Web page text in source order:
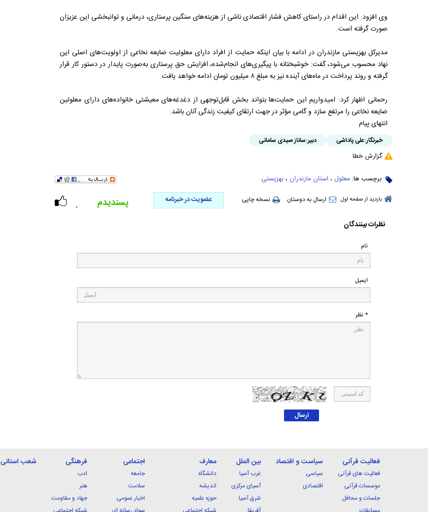
وی افزود: این اقدام در راستای کاهش فشار اقتصادی ناشی از هزینه‌های سنگین پرستاری، درمانی و توانبخشی این عزیزان
صورت گرفته است.
مدیرکل بهزیستی مازندران در ادامه با بیان اینکه حمایت از افراد دارای معلولیت ضایعه نخاعی از اولویت‌های اصلی این
نهاد محسوب می‌شود، گفت: خوشبختانه با پیگیری‌های انجام‌شده، افزایش حق پرستاری به‌صورت پایدار در دستور کار قرار
گرفته و روند پرداخت‌ در ماه‌های آینده نیز به مبلغ ۸ میلیون تومان ادامه خواهد یافت.
رحمانی اظهار کرد: امیدواریم این حمایت‌ها بتواند بخش قابل‌توجهی از دغدغه‌های معیشتی خانواده‌های دارای معلولین
ضایعه نخاعی را مرتفع سازد و گامی مؤثر در جهت ارتقای کیفیت زندگی آنان باشد.
انتهای پیام
خبرنگار:علی پاداشی دبیر:ساناز صیدی سامانی
گزارش خطا
برچسب ها: معلول ، استان مازندران ، بهزیستی
بازدید از صفحه اول ارسال به دوستان نسخه چاپی عضویت در خبرنامه
۰ پسندیدم
نظرات بینندگان
نام
ایمیل
* نظر
فعالیت قرآنی
فعالیت های قرآنی
موسسات قرآنی
جلسات و محافل
سیاست و اقتصاد
سیاسی
اقتصادی
بین الملل
غرب آسیا
آسیای مرکزی
شرق آسیا
معارف
دانشگاه
اندیشه
حوزه علمیه
اجتماعی
جامعه
سلامت
اخبار عمومی
فرهنگی
ادب
هنر
جهاد و مقاومت
شعب استانی